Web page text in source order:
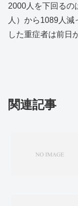
2000人を下回るの
人）から1089人
した重症者は前日
関連記事